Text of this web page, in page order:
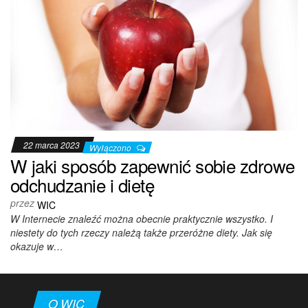
22 marca 2023 Wyłączono
W jaki sposób zapewnić sobie zdrowe
odchudzanie i dietę
przez WIC
W Internecie znaleźć można obecnie praktycznie wszystko. I
niestety do tych rzeczy należą także przeróżne diety. Jak się
okazuje w…
O WIC